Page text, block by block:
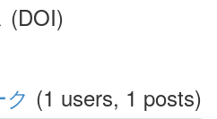
(DOI)
(1 users, 1 posts)